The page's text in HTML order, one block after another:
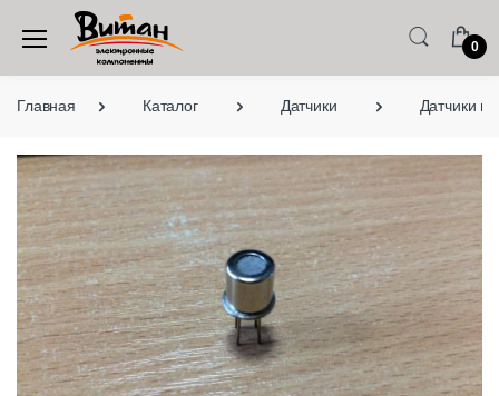
0
Главная Каталог Датчики Датчики